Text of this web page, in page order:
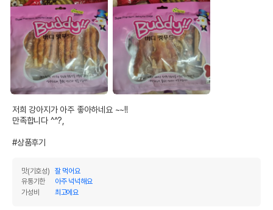
저희 강아지가 아주 좋아하네요 ~~!!
만족합니다 ^^?,
#상품후기
맛(기호성)
잘 먹어요
유통기한
아주 넉넉해요
가성비
최고에요